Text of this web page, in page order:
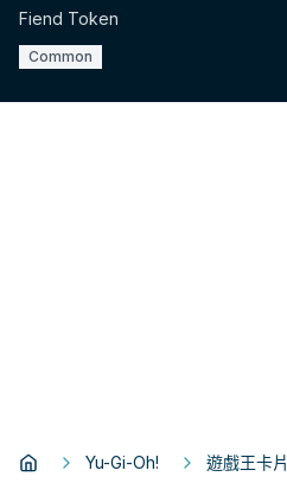
Fiend Token
Common
Yu-Gi-Oh! 遊戲王卡片